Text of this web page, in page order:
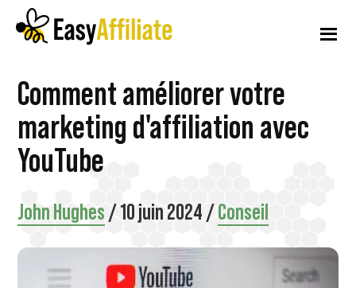
Passer
latérale
principale
Passer
page
Menu
supplémentaire
Affiliation
facile
Lancer
un
programme
d'affiliation
partir
de
votre
Comment améliorer votre
marketing d'affiliation avec
YouTube
John Hughes/10 juin 2024/Conseil